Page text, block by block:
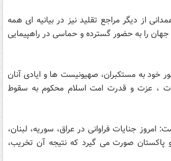
از دیگر مراجع تقلید نیز در بیانیه ای همه
را به حضور گسترده و حماسی در راهپیمایی
خود به مستکبران، صهیونیست ها و ایادی آنان
، عزت و قدرت امت اسلام محکوم به سقوط
امروز جنایات فراوانی در عراق، سوریه، لبنان،
پاکستان صورت می گیرد که نتیجه آن تخریب،